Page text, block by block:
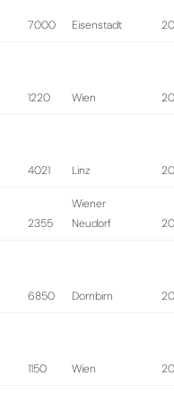
7000 Eisenstadt
1220 Wien
4021 Linz
2355
Wiener
Neudorf
6850 Dornbirn
1150 Wien